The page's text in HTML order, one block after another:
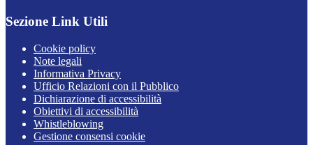
Sezione Link Utili
Cookie policy
Note legali
Informativa Privacy
Ufficio Relazioni con il Pubblico
Dichiarazione di accessibilità
Obiettivi di accessibilità
Whistleblowing
Gestione consensi cookie